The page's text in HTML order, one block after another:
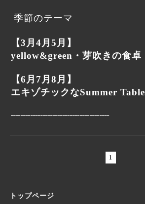
季節のテーマ
【3月4月5月】
yellow&green・芽吹きの食卓
【6月7月8月】
エキゾチックなSummer Table
┈┈┈┈┈┈┈┈┈┈
1
トップページ